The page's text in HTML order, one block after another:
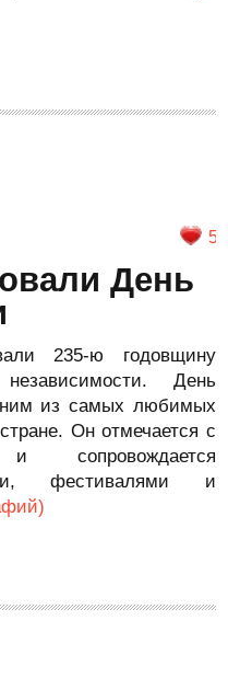
5
День
235-ю годовщину
День
из самых любимых
Он отмечается с
сопровождается
фестивалями и